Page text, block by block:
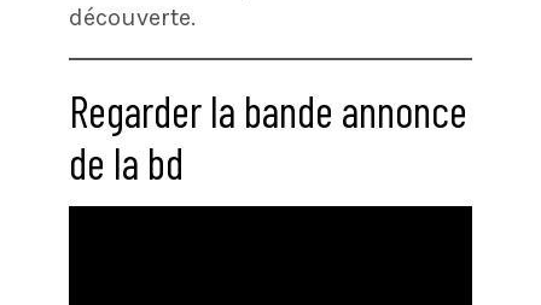
découverte.
Regarder la bande annonce
de la bd